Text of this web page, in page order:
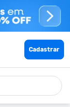
Cadastrar